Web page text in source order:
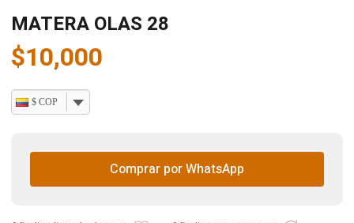
MATERA OLAS 28
$10,000
$ COP
Comprar por WhatsApp